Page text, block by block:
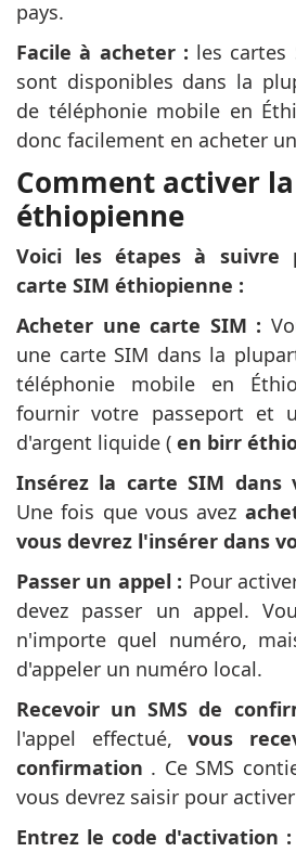
pays.
Facile à acheter : les cartes
sont disponibles dans la
de téléphonie mobile en
donc facilement en acheter
Comment activer
éthiopienne
Voici les étapes à suivre
carte SIM éthiopienne :
Acheter une carte SIM :
une carte SIM dans la
téléphonie mobile en
fournir votre passeport et
d'argent liquide ( en birr
Insérez la carte SIM dans
Une fois que vous avez
vous devrez l'insérer dans
Passer un appel : Pour
devez passer un appel.
n'importe quel numéro,
d'appeler un numéro local.
Recevoir un SMS de
l'appel effectué, vous
confirmation . Ce SMS
vous devrez saisir pour
Entrez le code d'activation :